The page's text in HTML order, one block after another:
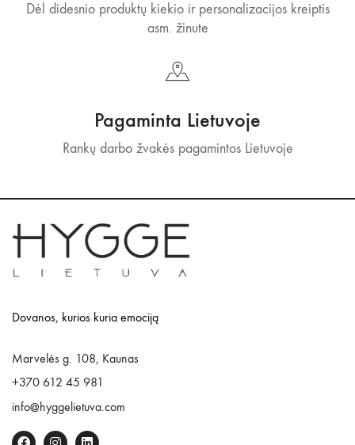
Dėl didesnio produktų kiekio ir personalizacijos kreiptis
asm. žinute
Pagaminta Lietuvoje
Rankų darbo žvakės pagamintos Lietuvoje
Dovanos, kurios kuria emociją
Marvelės g. 108, Kaunas
+370 612 45 981
info@hyggelietuva.com